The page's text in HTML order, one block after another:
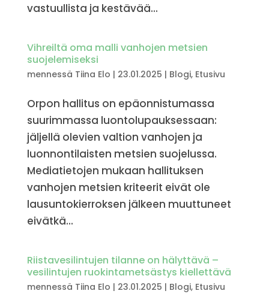
vastuullista ja kestävää...
Vihreiltä oma malli vanhojen metsien
suojelemiseksi
mennessä Tiina Elo | 23.01.2025 | Blogi, Etusivu
Orpon hallitus on epäonnistumassa
suurimmassa luontolupauksessaan:
jäljellä olevien valtion vanhojen ja
luonnontilaisten metsien suojelussa.
Mediatietojen mukaan hallituksen
vanhojen metsien kriteerit eivät ole
lausuntokierroksen jälkeen muuttuneet
eivätkä...
Riistavesilintujen tilanne on hälyttävä –
vesilintujen ruokintametsästys kiellettävä
mennessä Tiina Elo | 23.01.2025 | Blogi, Etusivu